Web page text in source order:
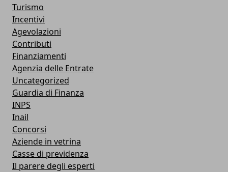
Turismo
Incentivi
Agevolazioni
Contributi
Finanziamenti
Agenzia delle Entrate
Uncategorized
Guardia di Finanza
INPS
Inail
Concorsi
Aziende in vetrina
Casse di previdenza
Il parere degli esperti